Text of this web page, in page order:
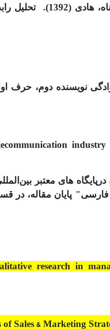
و هوش عاطفی .
نویسنده دوم، حرف
research in
Sales & Marketing